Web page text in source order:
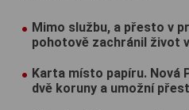
Mimo službu, a přesto v
pohotově zachránil život
Karta místo papíru. Nová
dvě koruny a umožní